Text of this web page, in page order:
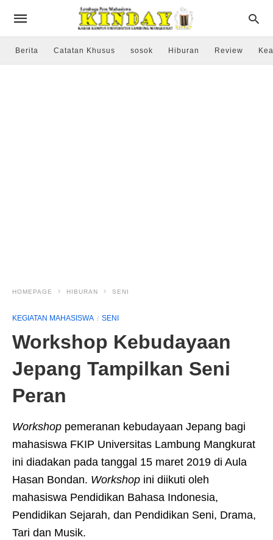
Berita Catatan Khusus sosok Hiburan Review
HOMEPAGE HIBURAN SENI
KEGIATAN MAHASISWA SENI
Workshop Kebudayaan
Jepang Tampilkan Seni
Peran
Workshop pemeranan kebudayaan Jepang bagi
mahasiswa FKIP Universitas Lambung Mangkurat
ini diadakan pada tanggal 15 maret 2019 di Aula
Hasan Bondan. Workshop ini diikuti oleh
mahasiswa Pendidikan Bahasa Indonesia,
Pendidikan Sejarah, dan Pendidikan Seni, Drama,
Tari dan Musik.